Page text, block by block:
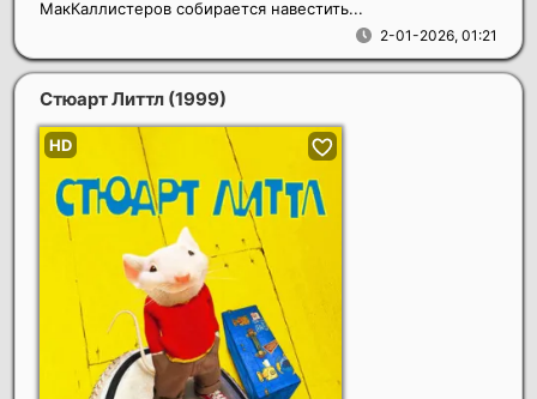
2-01-2026, 01:21
МакКаллистеров собирается навестить...
Стюарт Литтл (1999)